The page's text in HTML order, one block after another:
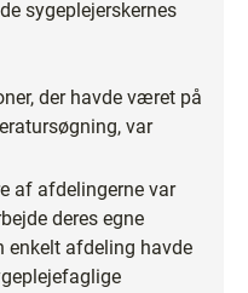
sygeplejerskernes
der havde været på
var
af afdelingerne var
deres egne
enkelt afdeling havde